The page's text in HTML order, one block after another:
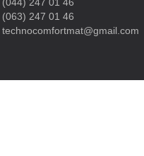
(063) 247 01 46
technocomfortmat@gmail.com